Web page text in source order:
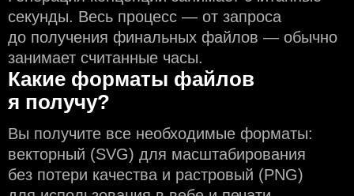
секунды. Весь процесс — от запроса
до получения финальных файлов — обычно
занимает считанные часы.
Какие форматы файлов
я получу?
Вы получите все необходимые форматы:
векторный (SVG) для масштабирования
без потери качества и растровый (PNG)